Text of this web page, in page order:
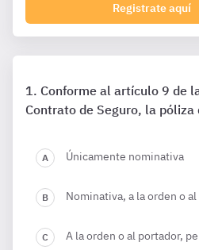
Registrate aquí
Conforme al artículo 9 de
Contrato de Seguro, la póliza
Únicamente nominativa
Nominativa, a la orden o
A la orden o al portador,